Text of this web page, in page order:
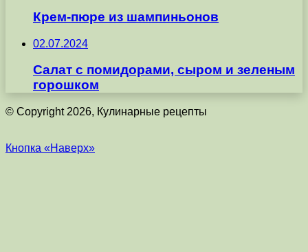
Крем-пюре из шампиньонов
02.07.2024
Салат с помидорами, сыром и зеленым
горошком
© Copyright 2026, Кулинарные рецепты
Кнопка «Наверх»